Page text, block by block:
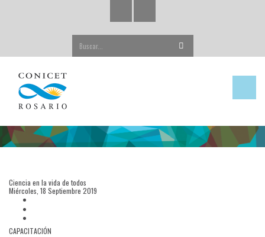
Ciencia en la vida de todos
Miércoles, 18 Septiembre 2019
CAPACITACIÓN